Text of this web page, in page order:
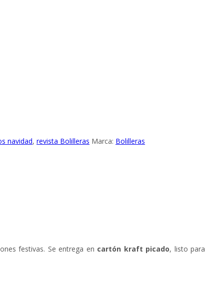
navidad, revista Bolilleras Marca: Bolilleras
festivas. Se entrega en cartón kraft picado, listo para